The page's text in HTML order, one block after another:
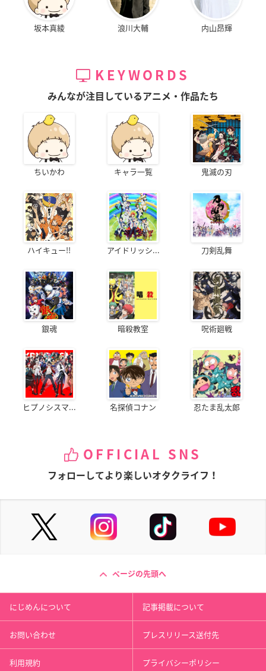
坂本真綾 浪川大輔 内山昂輝
KEYWORDS
みんなが注目しているアニメ・作品たち
ちいかわ キャラ一覧 鬼滅の刃
ハイキュー!! アイドリッシ... 刀剣乱舞
銀魂 暗殺教室 呪術廻戦
ヒプノシスマ... 名探偵コナン 忍たま乱太郎
OFFICIAL SNS
フォローしてより楽しいオタクライフ！
ページの先頭へ
にじめんについて 記事掲載について
お問い合わせ プレスリリース送付先
利用規約 プライバシーポリシー